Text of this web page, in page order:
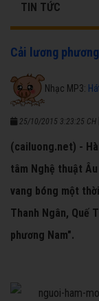
TIN TỨC
Cải lương
Nhạc MP3:
25/10/2015 3:23:25 CH
(cailuong.net) -
tâm Nghệ thuật
vang bóng một
Thanh Ngân, Quế
phương Nam".